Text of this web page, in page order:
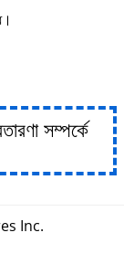
সম্পর্কে
Inc.